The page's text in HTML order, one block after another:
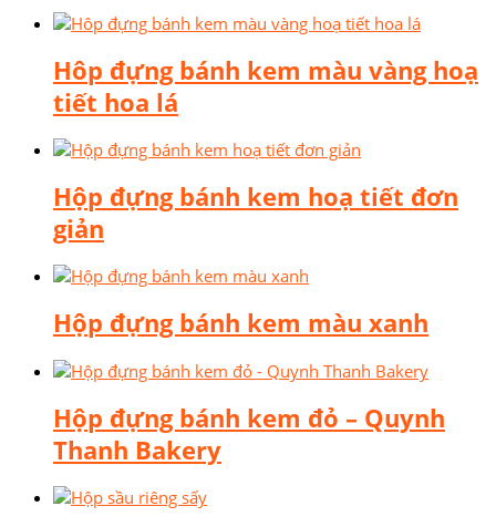
Hôp đựng bánh kem màu vàng hoạ
tiết hoa lá
Hộp đựng bánh kem hoạ tiết đơn
giản
Hộp đựng bánh kem màu xanh
Hộp đựng bánh kem đỏ – Quynh
Thanh Bakery